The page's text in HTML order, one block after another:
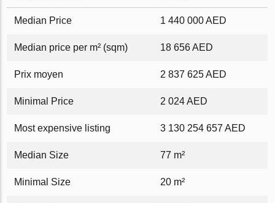
Median Price 1 440 000 AED
Median price per m² (sqm) 18 656 AED
Prix ​​moyen 2 837 625 AED
Minimal Price 2 024 AED
Most expensive listing 3 130 254 657 AED
Median Size 77 m²
Minimal Size 20 m²